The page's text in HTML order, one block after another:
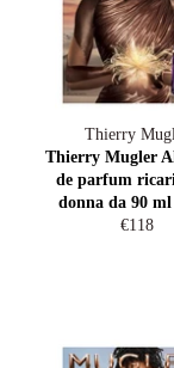
Thierry
Thierry Mugler
de parfum
donna da 90
Prezzo
€118